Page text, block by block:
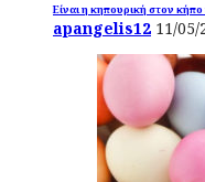
Είναι η κηπουρική στον
apangelis12 11/05/